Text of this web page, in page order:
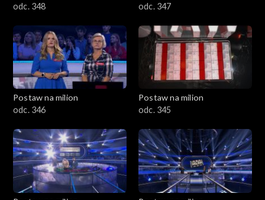
odc. 348
odc. 347
Postaw na milion
odc. 346
Postaw na milion
odc. 345